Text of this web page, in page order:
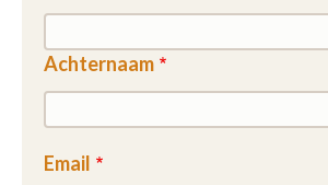
Achternaam
Email